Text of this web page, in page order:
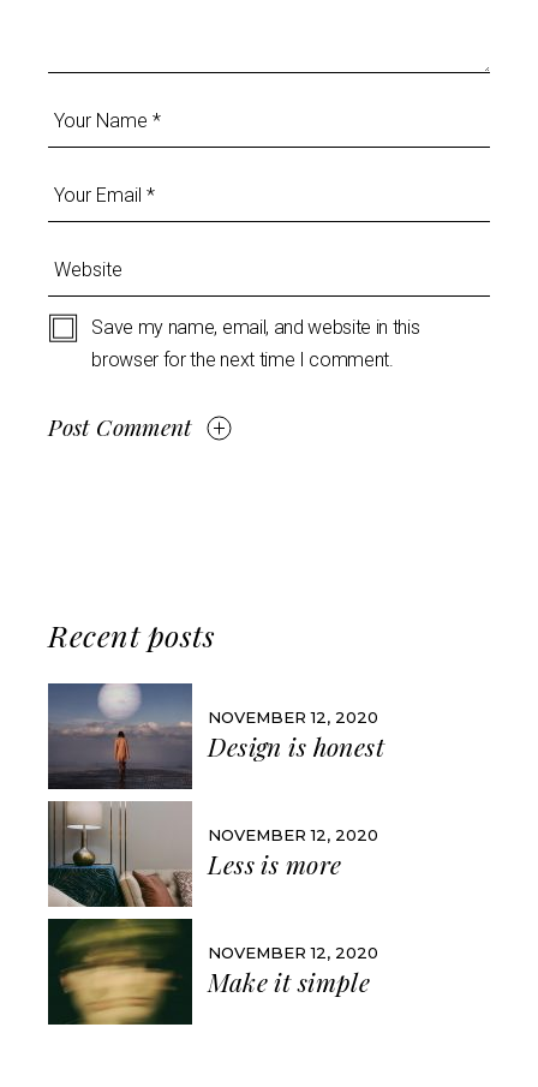
Save my name, email, and website in this
browser for the next time I comment.
Post Comment
Recent posts
NOVEMBER 12, 2020
Design is honest
NOVEMBER 12, 2020
Less is more
NOVEMBER 12, 2020
Make it simple